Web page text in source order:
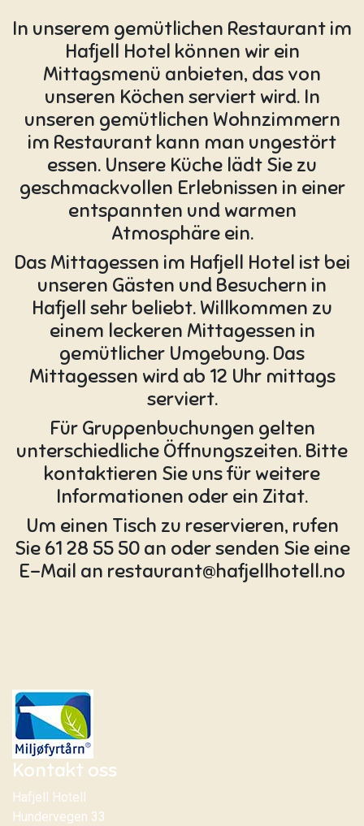
In unserem gemütlichen Restaurant im
Hafjell Hotel können wir ein
Mittagsmenü anbieten, das von
unseren Köchen serviert wird. In
unseren gemütlichen Wohnzimmern
im Restaurant kann man ungestört
essen. Unsere Küche lädt Sie zu
geschmackvollen Erlebnissen in einer
entspannten und warmen
Atmosphäre ein.
Das Mittagessen im Hafjell Hotel ist bei
unseren Gästen und Besuchern in
Hafjell sehr beliebt. Willkommen zu
einem leckeren Mittagessen in
gemütlicher Umgebung. Das
Mittagessen wird ab 12 Uhr mittags
serviert.
Für Gruppenbuchungen gelten
unterschiedliche Öffnungszeiten. Bitte
kontaktieren Sie uns für weitere
Informationen oder ein Zitat.
Um einen Tisch zu reservieren, rufen
Sie 61 28 55 50 an oder senden Sie eine
E-Mail an restaurant@hafjellhotell.no
Kontakt oss
Hafjell Hotell
Hundervegen 33